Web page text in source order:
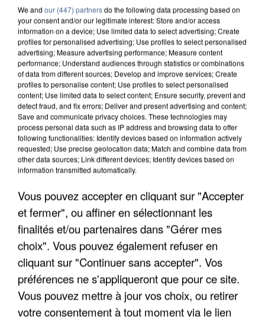
MAFIA INTERPELLÉ EN ALGÉRIE
We and our (447) partnersdo the following data processing based on
your consent and/or our legitimate interest: Store and/or access
information on a device; Use limited data to select advertising; Create
profiles for personalised advertising; Use profiles to select personalised
advertising; Measure advertising performance; Measure content
performance; Understand audiences through statistics or combinations
of data from different sources; Develop and improve services; Create
profiles to personalise content; Use profiles to select personalised
content; Use limited data to select content; Ensure security, prevent and
detect fraud, and fix errors; Deliver and present advertising and content;
Save and communicate privacy choices. These technologies may
process personal data such as IP address and browsing data to offer
following functionalities: Identify devices based on information actively
requested; Use precise geolocation data; Match and combine data from
other data sources; Link different devices; Identify devices based on
information transmitted automatically.
Vous pouvez accepter en cliquant sur "Accepter
et fermer", ou affiner en sélectionnant les
finalités et/ou partenaires dans "Gérer mes
choix". Vous pouvez également refuser en
cliquant sur "Continuer sans accepter". Vos
préférences ne s'appliqueront que pour ce site.
Vous pouvez mettre à jour vos choix, ou retirer
votre consentement à tout moment via le lien